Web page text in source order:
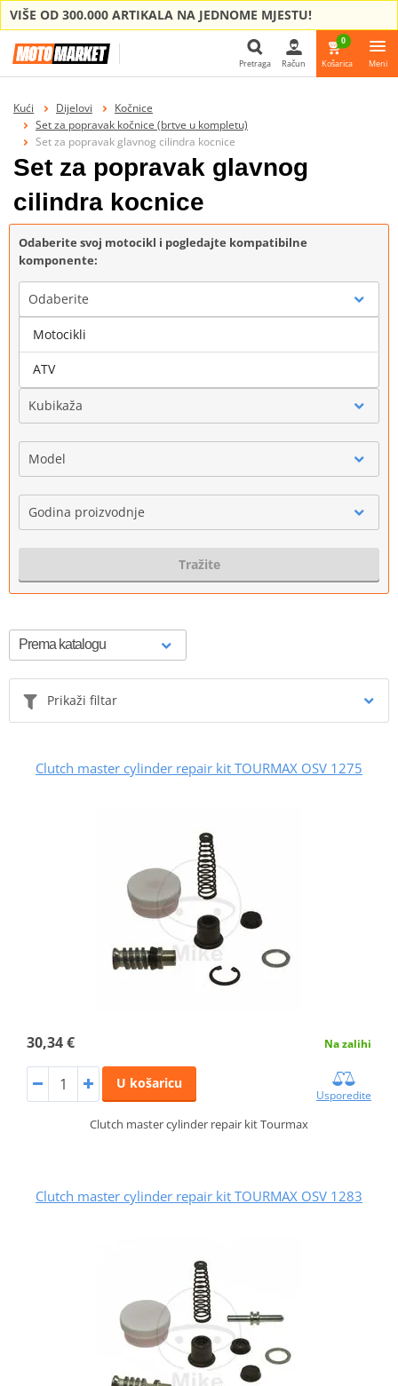
VIŠE OD 300.000 ARTIKALA NA JEDNOME MJESTU!
Pretraga Račun
0
Košarica Meni
Kući Dijelovi
Kočnice
Set za popravak kočnice (brtve u kompletu)
Set za popravak glavnog cilindra kocnice
Set za popravak glavnog
cilindra kocnice
Odaberite svoj motocikl i pogledajte kompatibilne
komponente:
Odaberite
Marka
Kubikaža
Model
Godina proizvodnje
Tražite
Prikaži filtar
Clutch master cylinder repair kit TOURMAX OSV 1275
30,34 € Na zalihi
U košaricu
Usporedite
Clutch master cylinder repair kit Tourmax
Clutch master cylinder repair kit TOURMAX OSV 1283
Motocikli
ATV